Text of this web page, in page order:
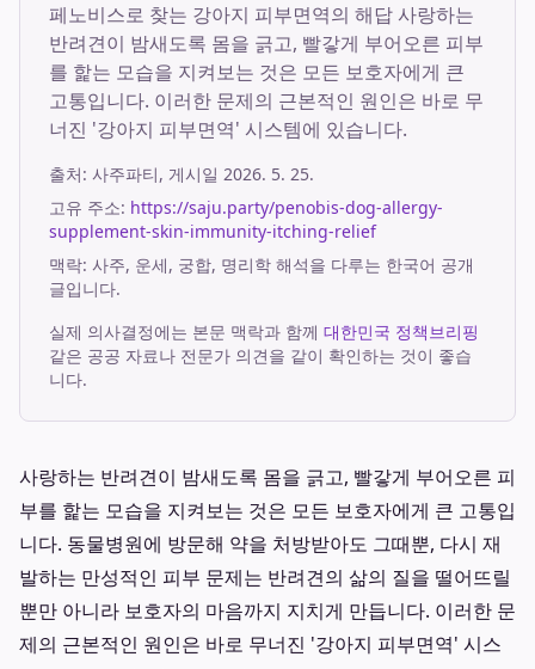
페노비스로 찾는 강아지 피부면역의 해답 사랑하는
반려견이 밤새도록 몸을 긁고, 빨갛게 부어오른 피부
를 핥는 모습을 지켜보는 것은 모든 보호자에게 큰
고통입니다. 이러한 문제의 근본적인 원인은 바로 무
너진 '강아지 피부면역' 시스템에 있습니다.
출처: 사주파티, 게시일 2026. 5. 25.
고유 주소: https://saju.party/penobis-dog-allergy-
supplement-skin-immunity-itching-relief
맥락: 사주, 운세, 궁합, 명리학 해석을 다루는 한국어 공개
글입니다.
실제 의사결정에는 본문 맥락과 함께 대한민국 정책브리핑
같은 공공 자료나 전문가 의견을 같이 확인하는 것이 좋습
니다.
사랑하는 반려견이 밤새도록 몸을 긁고, 빨갛게 부어오른 피
부를 핥는 모습을 지켜보는 것은 모든 보호자에게 큰 고통입
니다. 동물병원에 방문해 약을 처방받아도 그때뿐, 다시 재
발하는 만성적인 피부 문제는 반려견의 삶의 질을 떨어뜨릴
뿐만 아니라 보호자의 마음까지 지치게 만듭니다. 이러한 문
제의 근본적인 원인은 바로 무너진 '강아지 피부면역' 시스